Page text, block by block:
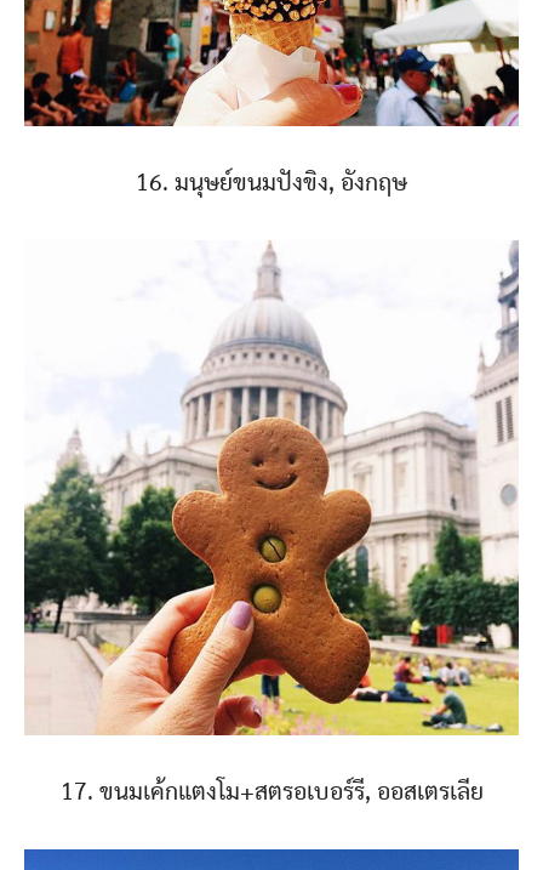
16. มนุษย์ขนมปังขิง, อังกฤษ
17. ขนมเค้กแตงโม+สตรอเบอร์รี, ออสเตรเลีย